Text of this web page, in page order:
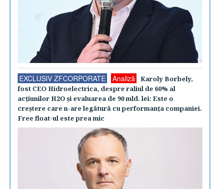
EXCLUSIV ZFCORPORATE Analiză
Karoly Borbely,
fost CEO Hidroelectrica, despre raliul de 60% al
acţiunilor H2O şi evaluarea de 90 mld. lei: Este o
creştere care n-are legătură cu performanţa companiei.
Free float-ul este prea mic